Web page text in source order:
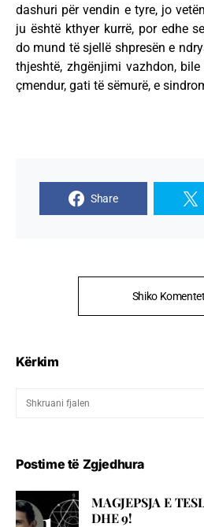
dashuri për vendin e tyre, jo
ju është kthyer kurrë, por edhe
do mund të sjellë shpresën e
thjeshtë, zhgënjimi vazhdon,
çmendur, gati të sëmurë, e
Share
Shiko
Kërkim
Postime të Zgjedhura
MAGJEPSJA E
DHE 9!